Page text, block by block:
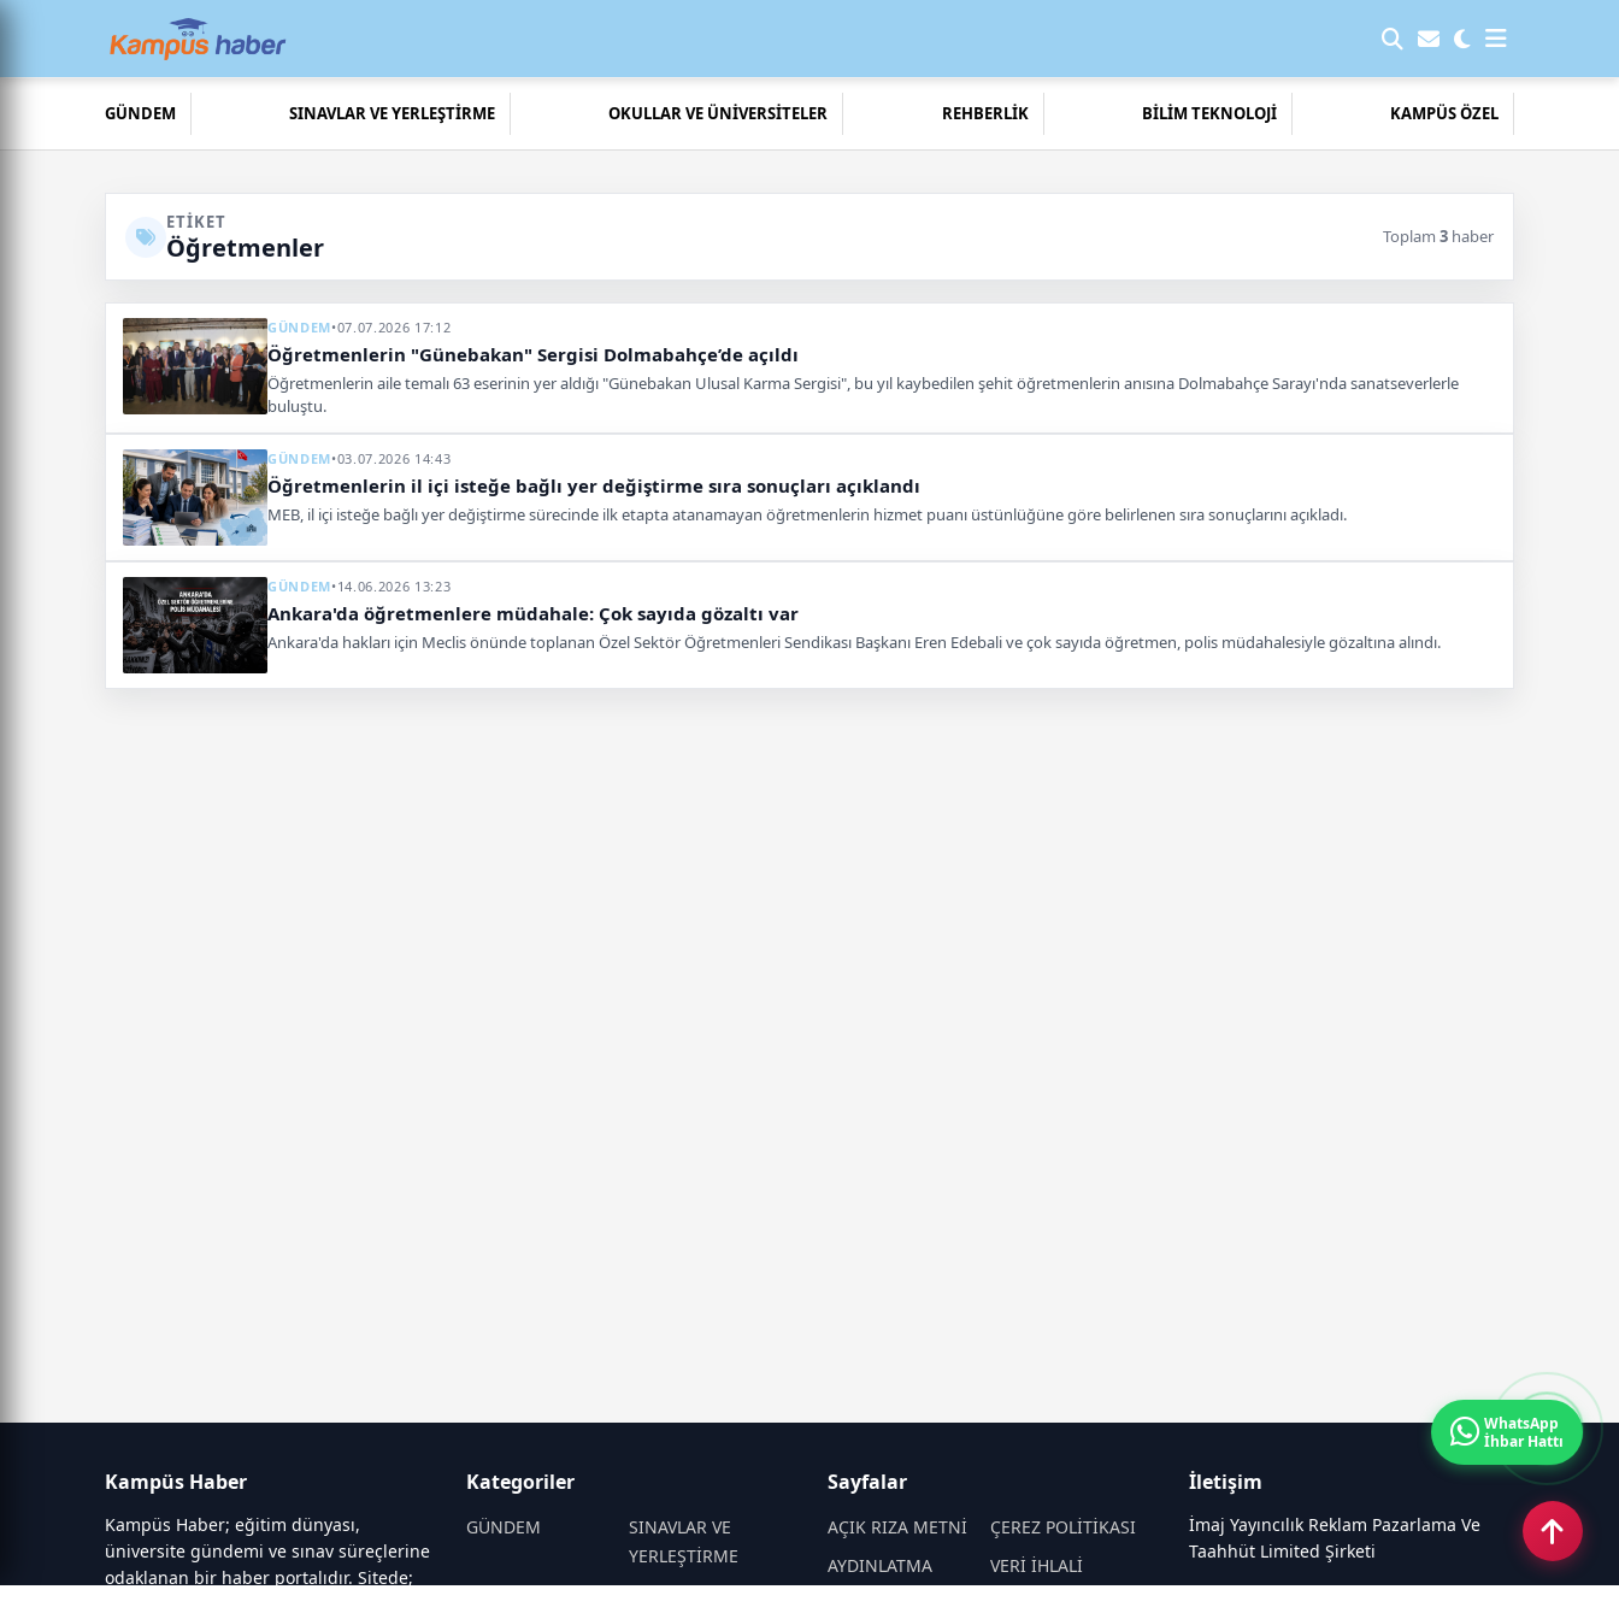
GÜNDEM SINAVLAR VE YERLEŞTİRME OKULLAR VE ÜNİVERSİTELER REHBERLİK BİLİM TEKNOLOJİ KAMPÜS ÖZEL
ETIKET
Öğretmenler Toplam 3 haber
GÜNDEM•07.07.2026 17:12
Öğretmenlerin "Günebakan" Sergisi Dolmabahçe’de açıldı
Öğretmenlerin aile temalı 63 eserinin yer aldığı "Günebakan Ulusal Karma Sergisi", bu yıl kaybedilen şehit öğretmenlerin anısına Dolmabahçe Sarayı'nda sanatseverlerle
buluştu.
GÜNDEM•03.07.2026 14:43
Öğretmenlerin il içi isteğe bağlı yer değiştirme sıra sonuçları açıklandı
MEB, il içi isteğe bağlı yer değiştirme sürecinde ilk etapta atanamayan öğretmenlerin hizmet puanı üstünlüğüne göre belirlenen sıra sonuçlarını açıkladı.
GÜNDEM•14.06.2026 13:23
Ankara'da öğretmenlere müdahale: Çok sayıda gözaltı var
Ankara'da hakları için Meclis önünde toplanan Özel Sektör Öğretmenleri Sendikası Başkanı Eren Edebali ve çok sayıda öğretmen, polis müdahalesiyle gözaltına alındı.
Kampüs Haber
Kampüs Haber; eğitim dünyası,
üniversite gündemi ve sınav süreçlerine
odaklanan bir haber portalıdır. Sitede;
Kategoriler
GÜNDEM
SINAVLAR VE
YERLEŞTİRME
Sayfalar
AÇIK RIZA METNİ
ÇEREZ POLİTİKASI
AYDINLATMA
VERİ İHLALİ
İletişim
İmaj Yayıncılık Reklam Pazarlama Ve
Taahhüt Limited Şirketi
WhatsApp
İhbar Hattı